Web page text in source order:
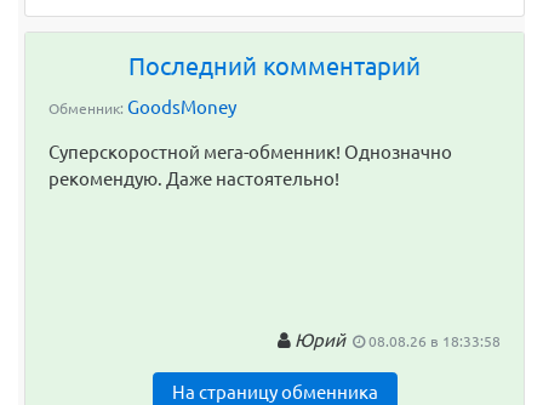
Последний комментарий
Обменник: GoodsMoney
Суперскоростной мега-обменник! Однозначно
рекомендую. Даже настоятельно!
Юрий 08.08.26 в 18:33:58
На страницу обменника